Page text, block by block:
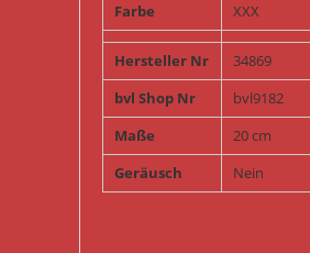
Farbe
XXX
Hersteller Nr
34869
bvl Shop Nr
bvl9182
Maße
20 cm
Geräusch
Nein